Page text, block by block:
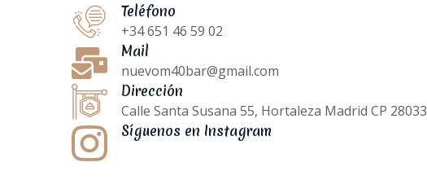
Teléfono
+34 651 46 59 02
Mail
nuevom40bar@gmail.com
Dirección
Calle Santa Susana 55, Hortaleza Madrid CP 28033
Síguenos en Instagram